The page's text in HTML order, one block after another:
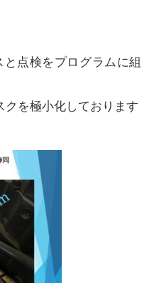
点検をプログラムに組
を極小化しております